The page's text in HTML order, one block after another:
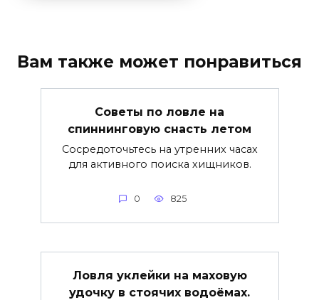
Вам также может понравиться
Советы по ловле на
спиннинговую снасть летом
Сосредоточьтесь на утренних часах
для активного поиска хищников.
0 825
Ловля уклейки на маховую
удочку в стоячих водоёмах.